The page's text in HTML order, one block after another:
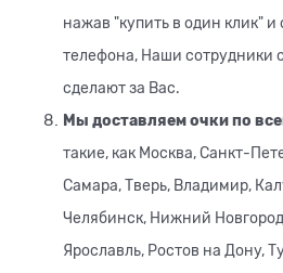
нажав "купить в один клик"
телефона, Наши сотрудники
сделают за Вас.
Мы доставляем очки по
такие, как Москва, Санкт-
Самара, Тверь, Владимир,
Челябинск, Нижний
Ярославль, Ростов на Дону,